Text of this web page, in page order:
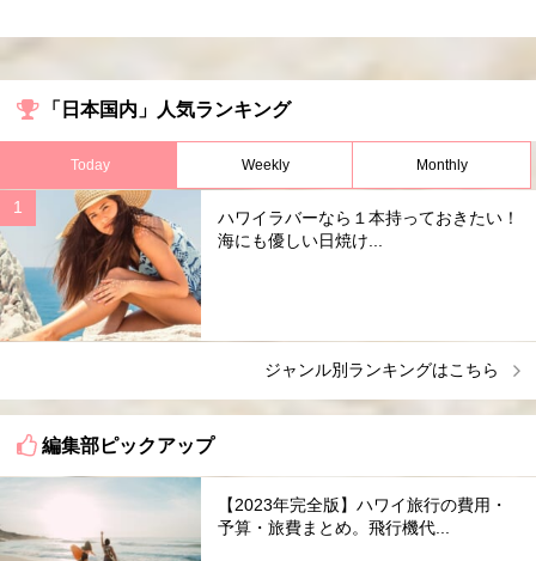
「日本国内」人気ランキング
Today Weekly Monthly
ハワイラバーなら１本持っておきたい！
海にも優しい日焼け...
ジャンル別ランキングはこちら
編集部ピックアップ
【2023年完全版】ハワイ旅行の費用・
予算・旅費まとめ。飛行機代...